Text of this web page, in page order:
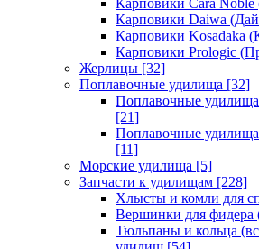
Карповики Cara
Карповики Daiwa
Карповики Kosadaka
Карповики Prologic
Жерлицы [32]
Поплавочные удилища [32]
Поплавочные удилища
[21]
Поплавочные удилища
[11]
Морские удилища [5]
Запчасти к удилищам [228]
Хлысты и комли для
Вершинки для фидера
Тюльпаны и кольца